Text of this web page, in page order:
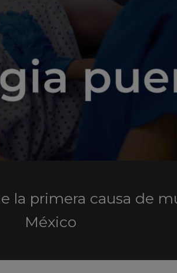
la primera causa de
México